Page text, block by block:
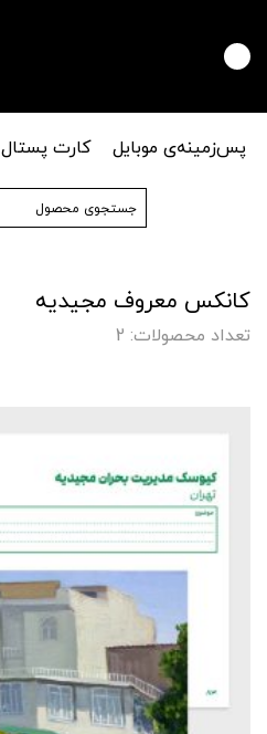
پس‌زمینه‌ی موبایل کارت پستال
جستجو
برای:
دکمه جستجو
کانکس معروف مجیدیه
تعداد محصولات: 2